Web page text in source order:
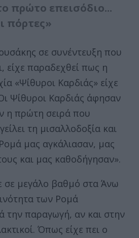
πρώτο επεισόδιο...
πόρτες»
σε συνέντευξη που
είχε παραδεχθεί πως η
«Ψίθυροι Καρδιάς» είχε
Ψίθυροι Καρδιάς άφησαν
η πρώτη σειρά που
τη μισαλλοδοξία και
μας αγκάλιασαν, μας
και μας καθοδήγησαν».
σε μεγάλο βαθμό στα Άνω
των Ρομά
την παραγωγή, αν και στην
Όπως είχε πει ο